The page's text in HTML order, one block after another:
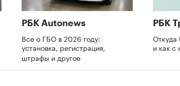
РБК Autonews
Все о ГБО в 2026 году:
установка, регистрация,
штрафы и другое
РБК
Откуда
и как с